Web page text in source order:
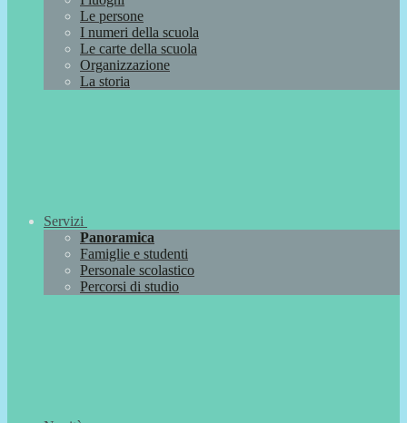
Le persone
I numeri della scuola
Le carte della scuola
Organizzazione
La storia
Servizi
Panoramica
Famiglie e studenti
Personale scolastico
Percorsi di studio